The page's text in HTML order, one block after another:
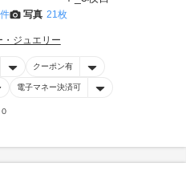
写真 21枚
・ジュエリー
クーポン有
電子マネー決済可